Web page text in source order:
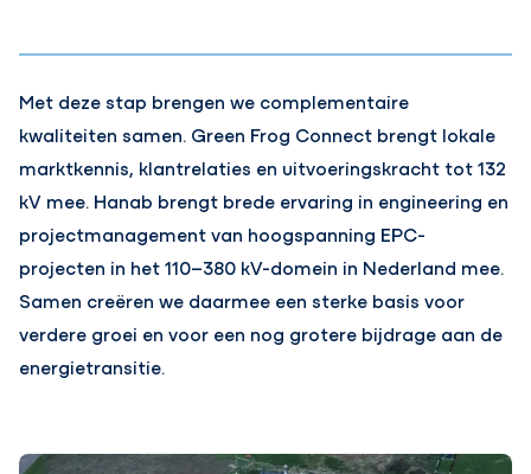
Met deze stap brengen we complementaire
kwaliteiten samen. Green Frog Connect brengt lokale
marktkennis, klantrelaties en uitvoeringskracht tot 132
kV mee. Hanab brengt brede ervaring in engineering en
projectmanagement van hoogspanning EPC-
projecten in het 110–380 kV-domein in Nederland mee.
Samen creëren we daarmee een sterke basis voor
verdere groei en voor een nog grotere bijdrage aan de
energietransitie.